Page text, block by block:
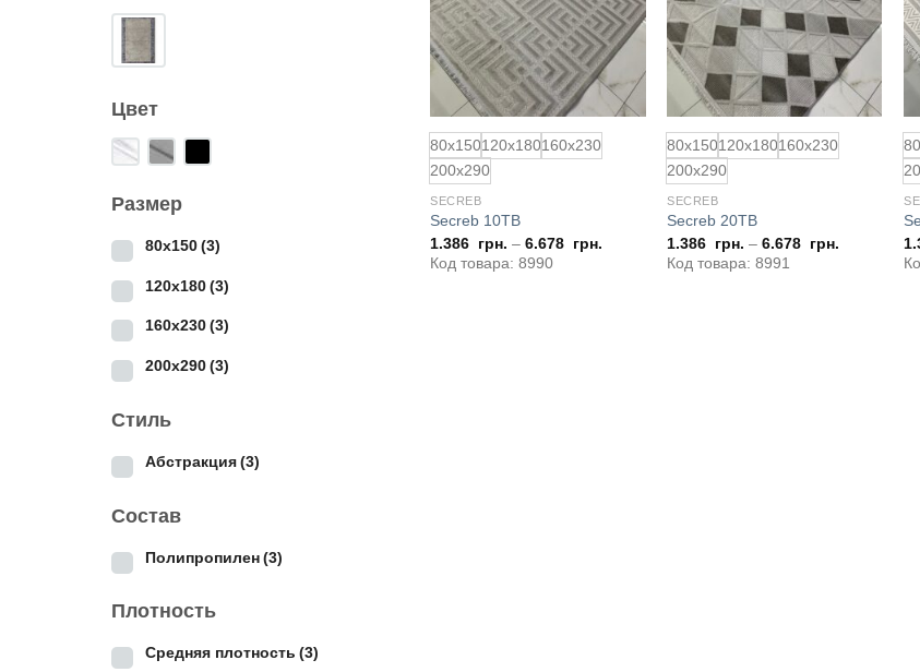
Цвет
Размер
80x150(3)
120x180(3)
160x230(3)
200x290(3)
Стиль
Абстракция(3)
Состав
Полипропилен(3)
Плотность
Средняя плотность (3)
80x150120x180160x230
200x290
SECREB
Secreb 10TB
1.386 грн. –6.678 грн.
Код товара: 8990
80x150120x180160x230
200x290
SECREB
Secreb 20TB
1.386 грн. –6.678 грн.
Код товара: 8991